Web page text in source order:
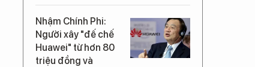
Nhậm Chính Phi:
Người xây "đế chế
Huawei" từ hơn 80
triệu đồng và